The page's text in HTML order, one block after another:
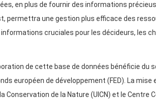
en plus de fournir des informations
permettra une gestion plus efficace des
informations cruciales pour les décideurs, les
de cette base de données bénéficie du
européen de développement (FED). La
Conservation de la Nature (UICN) et le Centre